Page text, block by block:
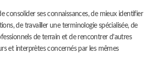
consolider ses connaissances, de mieux identifier
de travailler une terminologie spécialisée, de
de terrain et de rencontrer d’autres
et interprètes concernés par les mêmes